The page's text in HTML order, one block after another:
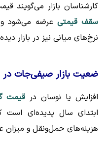
کارشناسان بازار می‌گویند
سقف قیمتی عرضه می‌شود
نرخ‌های میانی نیز در بازار
ضعیت بازار صیفی‌جات در
افزایش یا نوسان در قیمت
ابتدای سال پدیده‌ای است
هزینه‌های حمل‌ونقل و